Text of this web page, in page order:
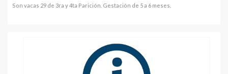
Son vacas 29 de 3ra y 4ta Parición. Gestación de 5 a 6 meses.